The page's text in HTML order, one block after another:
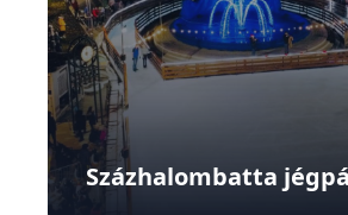
Százhalombatta